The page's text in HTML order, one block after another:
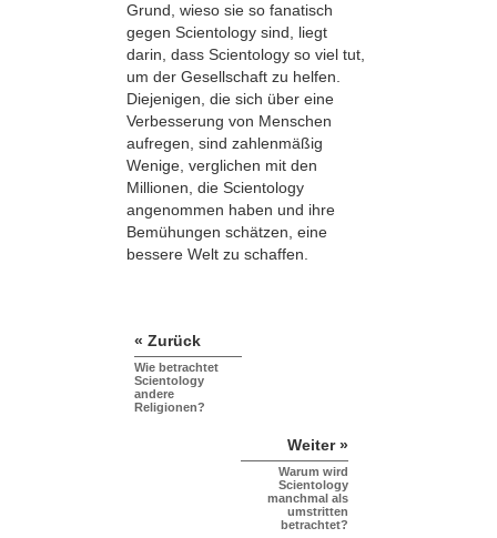
Grund, wieso sie so fanatisch
gegen Scientology sind, liegt
darin, dass Scientology so viel tut,
um der Gesellschaft zu helfen.
Diejenigen, die sich über eine
Verbesserung von Menschen
aufregen, sind zahlenmäßig
Wenige, verglichen mit den
Millionen, die Scientology
angenommen haben und ihre
Bemühungen schätzen, eine
bessere Welt zu schaffen.
« Zurück
Wie betrachtet
Scientology
andere
Religionen?
Weiter »
Warum wird
Scientology
manchmal als
umstritten
betrachtet?